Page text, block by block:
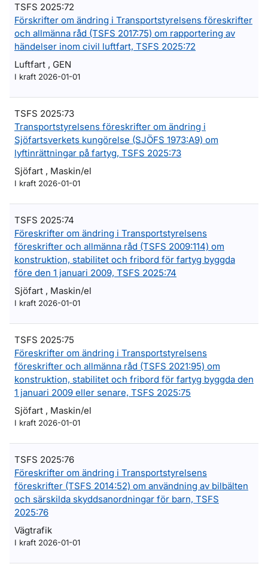
TSFS 2025:72
Förskrifter om ändring i Transportstyrelsens föreskrifter
och allmänna råd (TSFS 2017:75) om rapportering av
händelser inom civil luftfart, TSFS 2025:72
Luftfart , GEN
I kraft 2026-01-01
TSFS 2025:73
Transportstyrelsens föreskrifter om ändring i
Sjöfartsverkets kungörelse (SJÖFS 1973:A9) om
lyftinrättningar på fartyg, TSFS 2025:73
Sjöfart , Maskin/el
I kraft 2026-01-01
TSFS 2025:74
Föreskrifter om ändring i Transportstyrelsens
föreskrifter och allmänna råd (TSFS 2009:114) om
konstruktion, stabilitet och fribord för fartyg byggda
före den 1 januari 2009, TSFS 2025:74
Sjöfart , Maskin/el
I kraft 2026-01-01
TSFS 2025:75
Föreskrifter om ändring i Transportstyrelsens
föreskrifter och allmänna råd (TSFS 2021:95) om
konstruktion, stabilitet och fribord för fartyg byggda den
1 januari 2009 eller senare, TSFS 2025:75
Sjöfart , Maskin/el
I kraft 2026-01-01
TSFS 2025:76
Föreskrifter om ändring i Transportstyrelsens
föreskrifter (TSFS 2014:52) om användning av bilbälten
och särskilda skyddsanordningar för barn, TSFS
2025:76
Vägtrafik
I kraft 2026-01-01